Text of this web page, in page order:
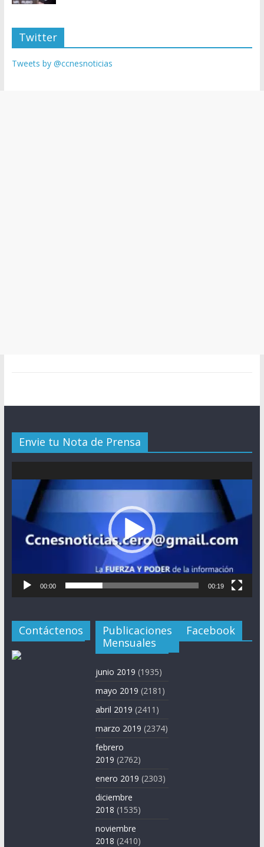
Twitter
Tweets by @ccnesnoticias
Envie tu Nota de Prensa
de
00:00 00:19
Contáctenos
Publicaciones
Mensuales
junio 2019 (1935)
mayo 2019 (2181)
abril 2019 (2411)
marzo 2019 (2374)
febrero
2019 (2762)
enero 2019 (2303)
diciembre
2018 (1535)
noviembre
2018 (2410)
Facebook